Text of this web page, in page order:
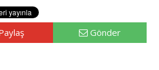
Gönder